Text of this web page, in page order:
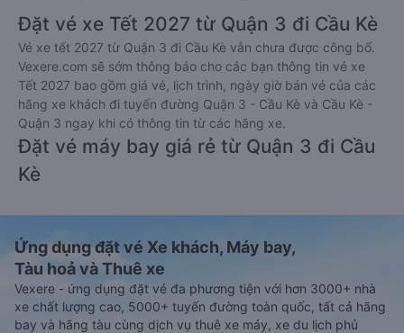
Đặt vé xe Tết 2027 từ Quận 3 đi Cầu Kè
Vé xe tết 2027 từ Quận 3 đi Cầu Kè vẫn chưa được công bố.
Vexere.com sẽ sớm thông báo cho các bạn thông tin vé xe
Tết 2027 bao gồm giá vé, lịch trình, ngày giờ bán vé của các
hãng xe khách đi tuyến đường Quận 3 - Cầu Kè và Cầu Kè -
Quận 3 ngay khi có thông tin từ các hãng xe.
Đặt vé máy bay giá rẻ từ Quận 3 đi Cầu
Kè
Ứng dụng đặt vé Xe khách, Máy bay,
Tàu hoả và Thuê xe
Vexere - ứng dụng đặt vé đa phương tiện với hơn 3000+ nhà
xe chất lượng cao, 5000+ tuyến đường toàn quốc, tất cả hãng
bay và hãng tàu cùng dịch vụ thuê xe máy, xe du lịch phủ